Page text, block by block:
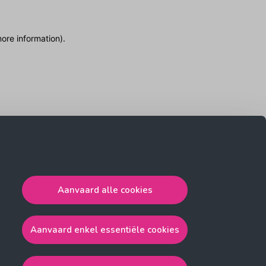
Aanvaard alle cookies
Aanvaard enkel essentiële cookies
information).